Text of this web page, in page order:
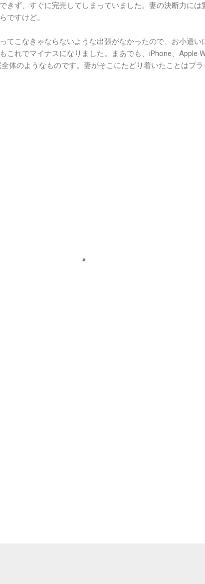
きず、すぐに完売してしまっていました。妻の決断力には
ですけど。
てこなきゃならないような出張がなかったので、お小遣い
これでマイナスになりました。まあでも、iPhone、Apple
体のようなものです。妻がそこにたどり着いたことはプラ